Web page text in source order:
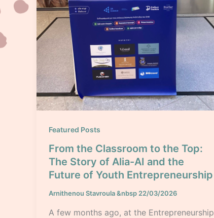
Featured Posts
From the Classroom to the Top:
The Story of Alia-AI and the
Future of Youth Entrepreneurship
Arnithenou Stavroula&nbsp22/03/2026
A few months ago, at the Entrepreneurship